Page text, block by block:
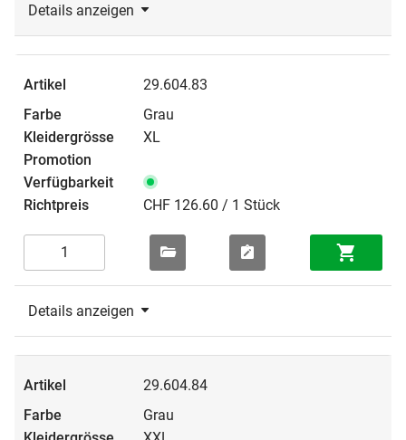
Details anzeigen
29.604.83
Grau
XL
CHF 126.60 / 1 Stück
Details anzeigen
29.604.84
Grau